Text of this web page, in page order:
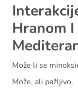
Hranom
Može li se
Može, ali pažljivo.